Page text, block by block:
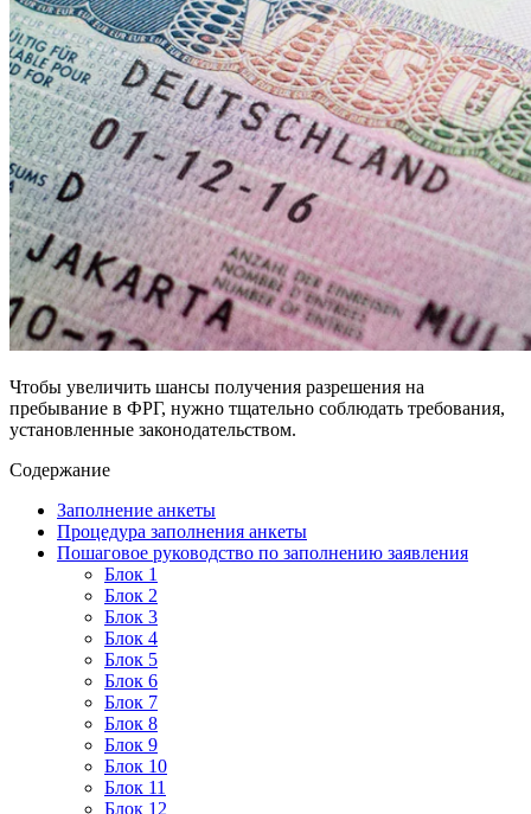
Чтобы увеличить шансы получения разрешения на
пребывание в ФРГ, нужно тщательно соблюдать требования,
установленные законодательством.
Содержание
Заполнение анкеты
Процедура заполнения анкеты
Пошаговое руководство по заполнению заявления
Блок 1
Блок 2
Блок 3
Блок 4
Блок 5
Блок 6
Блок 7
Блок 8
Блок 9
Блок 10
Блок 11
Блок 12